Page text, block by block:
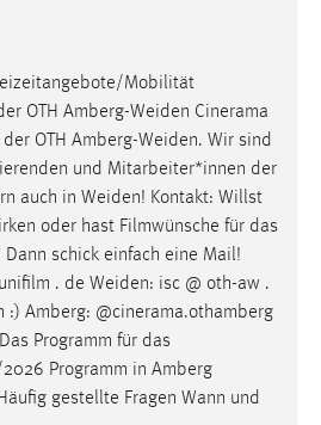
Mobilität
OTH Amberg-Weiden Cinerama
OTH Amberg-Weiden . Wir sind
und Mitarbeiter*innen der
auch in Weiden! Kontakt: Willst
oder hast Filmwünsche für das
Dann schick einfach eine Mail!
. de Weiden : isc @ oth-aw .
:) Amberg: @cinerama.othamberg
Programm für das
Programm in Amberg
gestellte Fragen Wann und